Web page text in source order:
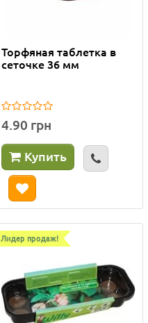
Торфяная таблетка в
сеточке 36 мм
4.90 грн
Купить
Лидер продаж!